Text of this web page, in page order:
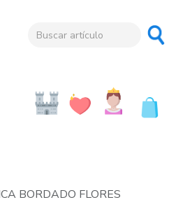
BORDADO FLORES